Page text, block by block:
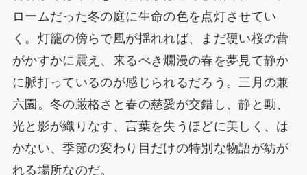
ロームだった冬の庭に生命の色を点灯させてい
く。灯籠の傍らで風が揺れれば、まだ硬い桜の蕾
がかすかに震え、来るべき爛漫の春を夢見て静か
に脈打っているのが感じられるだろう。三月の兼
六園。冬の厳格さと春の慈愛が交錯し、静と動、
光と影が織りなす、言葉を失うほどに美しく、は
かない、季節の変わり目だけの特別な物語が紡が
れる場所なのだ。